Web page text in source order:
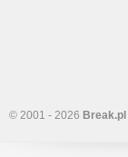
© 2001 - 2026 Break.pl